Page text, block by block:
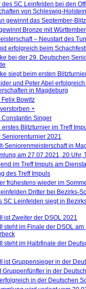
des SC Leinfelden bei den
von Schleswig-
gewinnt das September-
Bronze mit
– Neustart des
erfolgreich beim
bei der 29. Deutschen
siegt beim ersten
und Peter Abel
in Magdeburg
Felix Bowitz
+
Constantin Singer
Blitzturnier im Treff
Seniorenturnier 2021
Seniorenmeisterschaft in
am 27.07.2021, 20 Uhr,
im Treff Impuls am
des Treff Impuls
frühestens wieder im
Dritter bei Bezirks-
SC Leinfelden siegt in
ist Zweiter der DSOL 2021
steht im Finale der DSOL
steht im Halbfinale der
ist Gruppensieger in der
Gruppenfünfter in der
in der Deutschen